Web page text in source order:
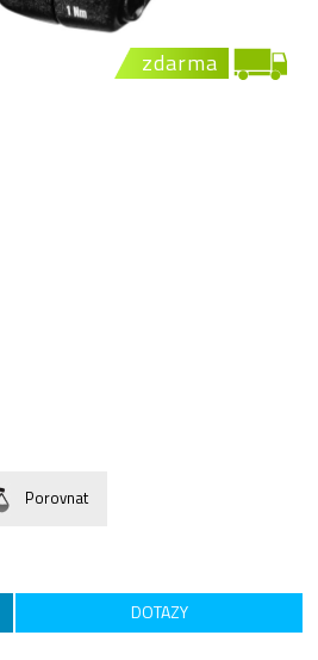
zdarma
Porovnat
DOTAZY